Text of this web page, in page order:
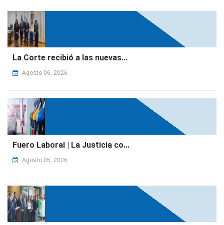
La Corte recibió a las nuevas...
Agosto 06, 2026
Fuero Laboral | La Justicia co...
Agosto 05, 2026